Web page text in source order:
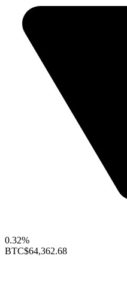
0.32%
BTC$64,362.68